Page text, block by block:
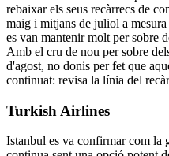
rebaixar els seus recàrrecs de
maig i mitjans de juliol a
es van mantenir molt per sobre
Amb el cru de nou per sobre
d'agost, no donis per fet que
continuat: revisa la línia del
Turkish Airlines
Istanbul es va confirmar com la